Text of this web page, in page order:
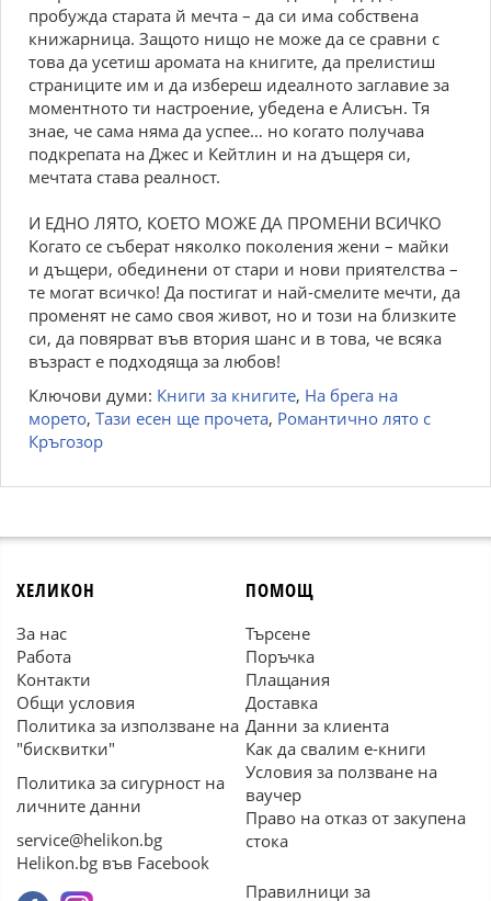
пробужда старата й мечта – да си има собствена
книжарница. Защото нищо не може да се сравни с
това да усетиш аромата на книгите, да прелистиш
страниците им и да избереш идеалното заглавие за
моментното ти настроение, убедена е Алисън. Тя
знае, че сама няма да успее… но когато получава
подкрепата на Джес и Кейтлин и на дъщеря си,
мечтата става реалност.
И ЕДНО ЛЯТО, КОЕТО МОЖЕ ДА ПРОМЕНИ ВСИЧКО
Когато се съберат няколко поколения жени – майки
и дъщери, обединени от стари и нови приятелства –
те могат всичко! Да постигат и най-смелите мечти, да
променят не само своя живот, но и този на близките
си, да повярват във втория шанс и в това, че всяка
възраст е подходяща за любов!
Ключови думи: Книги за книгите, На брега на
морето, Тази есен ще прочета, Романтично лято с
Кръгозор
ХЕЛИКОН
За нас
Работа
Контакти
Общи условия
Политика за използване на
"бисквитки"
Политика за сигурност на
личните данни
service@helikon.bg
Helikon.bg във Facebook
ПОМОЩ
Търсене
Поръчка
Плащания
Доставка
Данни за клиента
Как да свалим е-книги
Условия за ползване на
ваучер
Право на отказ от закупена
стока
Правилници за